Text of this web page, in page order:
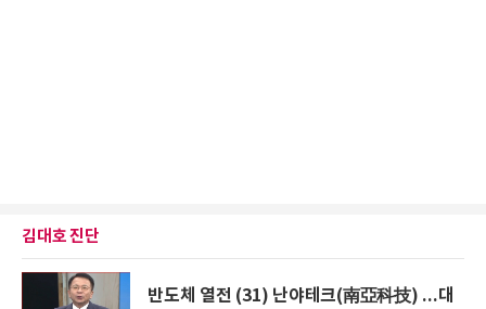
김대호 진단
반도체 열전 (31) 난야테크(南亞科技) ...대